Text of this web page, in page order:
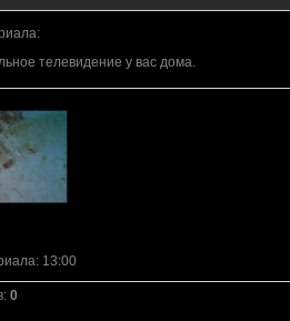
:
телевидение у вас дома.
: 13:00
: 0